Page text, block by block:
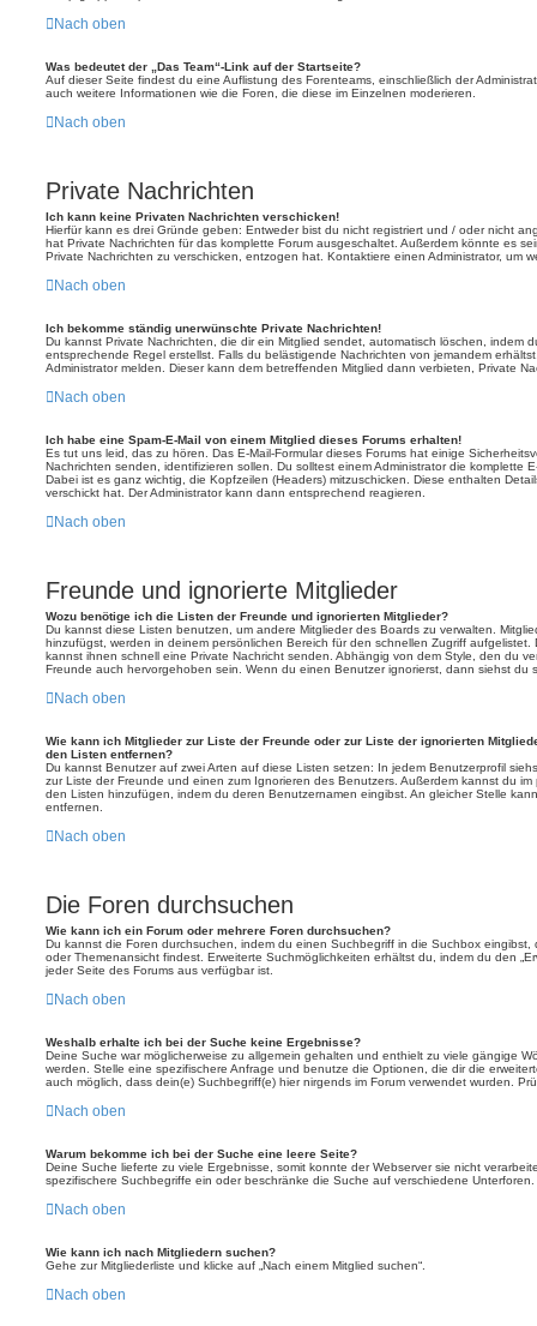
Nach oben
Was bedeutet der „Das Team“-Link auf der Startseite?
Auf dieser Seite findest du eine Auflistung des Forenteams, einschließlich der
auch weitere Informationen wie die Foren, die diese im Einzelnen moderieren.
Nach oben
Private Nachrichten
Ich kann keine Privaten Nachrichten verschicken!
Hierfür kann es drei Gründe geben: Entweder bist du nicht registriert und / oder nicht
hat Private Nachrichten für das komplette Forum ausgeschaltet. Außerdem könnte es
Private Nachrichten zu verschicken, entzogen hat. Kontaktiere einen Administrator, um
Nach oben
Ich bekomme ständig unerwünschte Private Nachrichten!
Du kannst Private Nachrichten, die dir ein Mitglied sendet, automatisch löschen, indem
entsprechende Regel erstellst. Falls du belästigende Nachrichten von jemandem
Administrator melden. Dieser kann dem betreffenden Mitglied dann verbieten, Private
Nach oben
Ich habe eine Spam-E-Mail von einem Mitglied dieses Forums erhalten!
Es tut uns leid, das zu hören. Das E-Mail-Formular dieses Forums hat einige
Nachrichten senden, identifizieren sollen. Du solltest einem Administrator die komplette
Dabei ist es ganz wichtig, die Kopfzeilen (Headers) mitzuschicken. Diese enthalten
verschickt hat. Der Administrator kann dann entsprechend reagieren.
Nach oben
Freunde und ignorierte Mitglieder
Wozu benötige ich die Listen der Freunde und ignorierten Mitglieder?
Du kannst diese Listen benutzen, um andere Mitglieder des Boards zu verwalten.
hinzufügst, werden in deinem persönlichen Bereich für den schnellen Zugriff
kannst ihnen schnell eine Private Nachricht senden. Abhängig von dem Style, den du
Freunde auch hervorgehoben sein. Wenn du einen Benutzer ignorierst, dann siehst du
Nach oben
Wie kann ich Mitglieder zur Liste der Freunde oder zur Liste der ignorierten
den Listen entfernen?
Du kannst Benutzer auf zwei Arten auf diese Listen setzen: In jedem Benutzerprofil
zur Liste der Freunde und einen zum Ignorieren des Benutzers. Außerdem kannst du
den Listen hinzufügen, indem du deren Benutzernamen eingibst. An gleicher Stelle
entfernen.
Nach oben
Die Foren durchsuchen
Wie kann ich ein Forum oder mehrere Foren durchsuchen?
Du kannst die Foren durchsuchen, indem du einen Suchbegriff in die Suchbox eingibst,
oder Themenansicht findest. Erweiterte Suchmöglichkeiten erhältst du, indem du den
jeder Seite des Forums aus verfügbar ist.
Nach oben
Weshalb erhalte ich bei der Suche keine Ergebnisse?
Deine Suche war möglicherweise zu allgemein gehalten und enthielt zu viele gängige
werden. Stelle eine spezifischere Anfrage und benutze die Optionen, die dir die
auch möglich, dass dein(e) Suchbegriff(e) hier nirgends im Forum verwendet wurden.
Nach oben
Warum bekomme ich bei der Suche eine leere Seite?
Deine Suche lieferte zu viele Ergebnisse, somit konnte der Webserver sie nicht
spezifischere Suchbegriffe ein oder beschränke die Suche auf verschiedene Unterforen.
Nach oben
Wie kann ich nach Mitgliedern suchen?
Gehe zur Mitgliederliste und klicke auf „Nach einem Mitglied suchen“.
Nach oben